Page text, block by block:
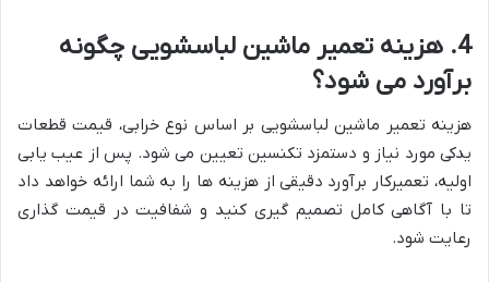
4. هزینه تعمیر ماشین لباسشویی چگونه
برآورد می شود؟
هزینه تعمیر ماشین لباسشویی بر اساس نوع خرابی، قیمت قطعات
یدکی مورد نیاز و دستمزد تکنسین تعیین می شود. پس از عیب یابی
اولیه، تعمیرکار برآورد دقیقی از هزینه ها را به شما ارائه خواهد داد
تا با آگاهی کامل تصمیم گیری کنید و شفافیت در قیمت گذاری
رعایت شود.